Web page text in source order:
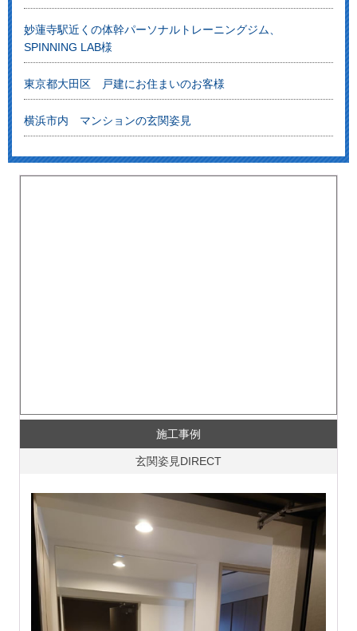
妙蓮寺駅近くの体幹パーソナルトレーニングジム、
SPINNING LAB様
東京都大田区 戸建にお住まいのお客様
横浜市内 マンションの玄関姿見
施工事例
玄関姿見DIRECT